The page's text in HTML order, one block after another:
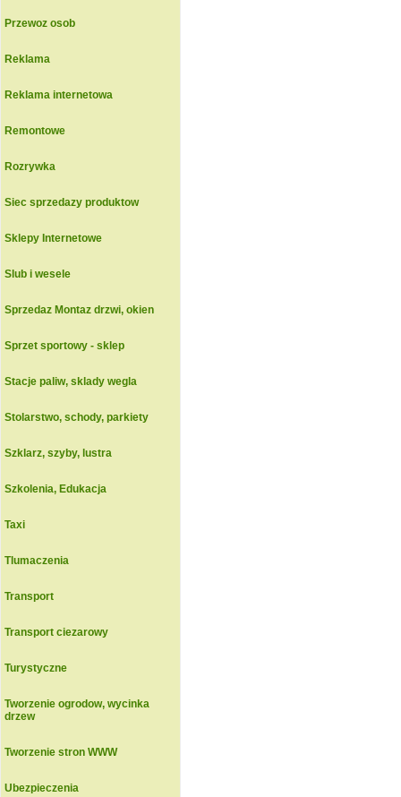
Przewoz osob
Reklama
Reklama internetowa
Remontowe
Rozrywka
Siec sprzedazy produktow
Sklepy Internetowe
Slub i wesele
Sprzedaz Montaz drzwi, okien
Sprzet sportowy - sklep
Stacje paliw, sklady wegla
Stolarstwo, schody, parkiety
Szklarz, szyby, lustra
Szkolenia, Edukacja
Taxi
Tlumaczenia
Transport
Transport ciezarowy
Turystyczne
Tworzenie ogrodow, wycinka
drzew
Tworzenie stron WWW
Ubezpieczenia